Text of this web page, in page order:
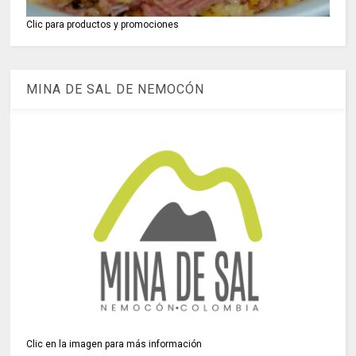
Clic para productos y promociones
MINA DE SAL DE NEMOCÓN
Clic en la imagen para más información